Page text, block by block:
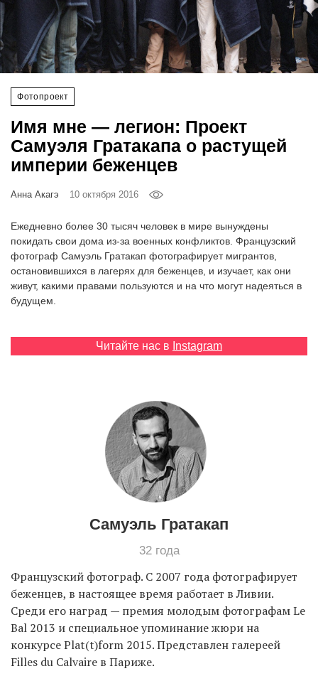
Фотопроект
Имя мне — легион: Проект
Самуэля Гратакапа о растущей
империи беженцев
Анна Акагэ 10 октября 2016
Ежедневно более 30 тысяч человек в мире вынуждены
покидать свои дома из-за военных конфликтов. Французский
фотограф Самуэль Гратакап фотографирует мигрантов,
остановившихся в лагерях для беженцев, и изучает, как они
живут, какими правами пользуются и на что могут надеяться в
будущем.
Читайте нас в Instagram
Самуэль Гратакап
32 года
Французский фотограф. С 2007 года фотографирует
беженцев, в настоящее время работает в Ливии.
Среди его наград — премия молодым фотографам Le
Bal 2013 и специальное упоминание жюри на
конкурсе Plat(t)form 2015. Представлен галереей
Filles du Calvaire в Париже.